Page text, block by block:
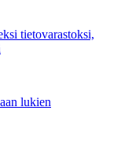
tietovarastoksi,
lukien